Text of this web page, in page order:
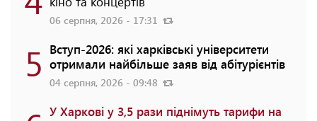
06 серпня, 2026 - 17:31
5 Вступ-2026: які харківські університети
отримали найбільше заяв від абітурієнтів
04 серпня, 2026 - 09:48
У Харкові у 3,5 рази піднімуть тарифи на